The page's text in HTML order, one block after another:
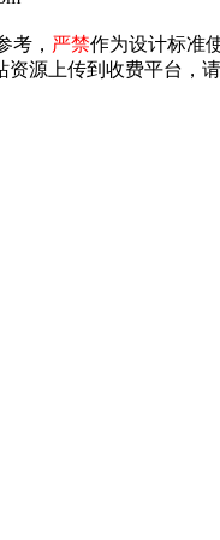
考， 严禁作为设计标准
源上传到收费平台，